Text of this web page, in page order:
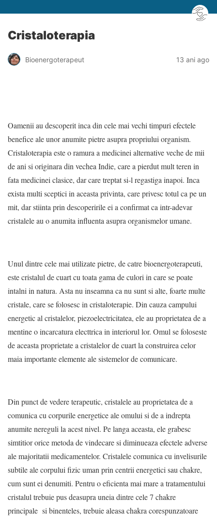
Cristaloterapia
Bioenergoterapeut 13 ani ago
Oamenii au descoperit inca din cele mai vechi timpuri efectele
benefice ale unor anumite pietre asupra propriului organism.
Cristaloterapia este o ramura a medicinei alternative veche de mii
de ani si originara din vechea Indie, care a pierdut mult teren in
fata medicinei clasice, dar care treptat si-l regastiga inapoi. Inca
exista multi sceptici in aceasta privinta, care privesc totul ca pe un
mit, dar stiinta prin descoperirile ei a confirmat ca intr-adevar
cristalele au o anumita influenta asupra organismelor umane.
Unul dintre cele mai utilizate pietre, de catre bioenergoterapeuti,
este cristalul de cuart cu toata gama de culori in care se poate
intalni in natura. Asta nu inseamna ca nu sunt si alte, foarte multe
cristale, care se folosesc in cristaloterapie. Din cauza campului
energetic al cristalelor, piezoelectricitatea, ele au proprietatea de a
mentine o incarcatura electtrica in interiorul lor. Omul se foloseste
de aceasta proprietate a cristalelor de cuart la construirea celor
maia importante elemente ale sistemelor de comunicare.
Din punct de vedere terapeutic, cristalele au proprietatea de a
comunica cu corpurile energetice ale omului si de a indrepta
anumite nereguli la acest nivel. Pe langa aceasta, ele grabesc
simtitior orice metoda de vindecare si diminueaza efectele adverse
ale majoritatii medicamentelor. Cristalele comunica cu invelisurile
subtile ale corpului fizic uman prin centrii energetici sau chakre,
cum sunt ei denumiti. Pentru o eficienta mai mare a tratamentului
cristalul trebuie pus deasupra uneia dintre cele 7 chakre
principale si binenteles, trebuie aleasa chakra corespunzatoare